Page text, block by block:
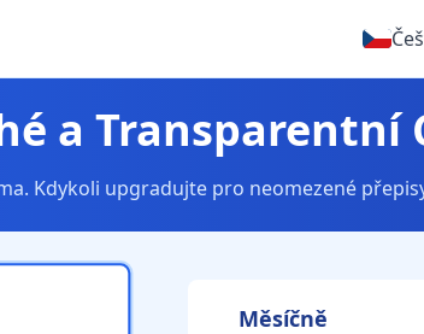
a Transparentní
Kdykoli upgradujte pro neomezené
Měsíčně